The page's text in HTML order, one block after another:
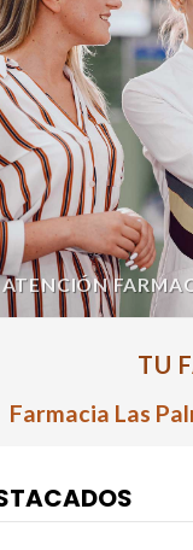
ATENCIÓN
TU
Farmacia Las